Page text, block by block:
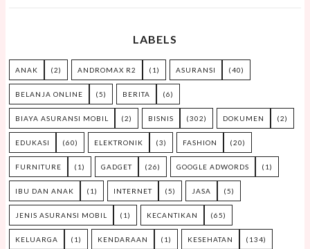
LABELS
ANAK (2) ANDROMAX R2 (1) ASURANSI (40)
BELANJA ONLINE (5) BERITA (6)
BIAYA ASURANSI MOBIL (2) BISNIS (302) DOKUMEN (2)
EDUKASI (60) ELEKTRONIK (3) FASHION (20)
FURNITURE (1) GADGET (26) GOOGLE ADWORDS (1)
IBU DAN ANAK (1) INTERNET (5) JASA (5)
JENIS ASURANSI MOBIL (1) KECANTIKAN (65)
KELUARGA (1) KENDARAAN (1) KESEHATAN (134)